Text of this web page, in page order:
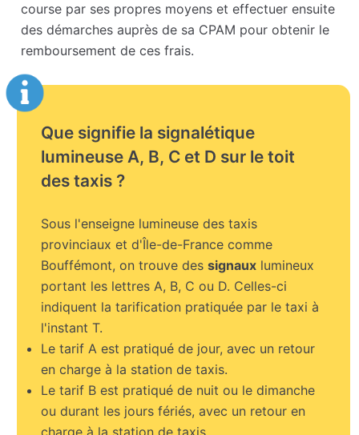
course par ses propres moyens et effectuer ensuite
des démarches auprès de sa CPAM pour obtenir le
remboursement de ces frais.
Que signifie la signalétique
lumineuse A, B, C et D sur le toit
des taxis ?
Sous l'enseigne lumineuse des taxis
provinciaux et d'Île-de-France comme
Bouffémont, on trouve dessignaux lumineux
portant les lettres A, B, C ou D. Celles-ci
indiquent la tarification pratiquée par le taxi à
l'instant T.
Le tarif A est pratiqué de jour, avec un retour
en charge à la station de taxis.
Le tarif B est pratiqué de nuit ou le dimanche
ou durant les jours fériés, avec un retour en